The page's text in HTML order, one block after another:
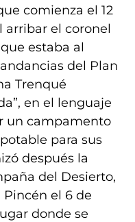
comienza el 12
arribar el coronel
estaba al
del Plan
Trenqué
en el lenguaje
un campamento
para sus
después la
del Desierto,
el 6 de
donde se